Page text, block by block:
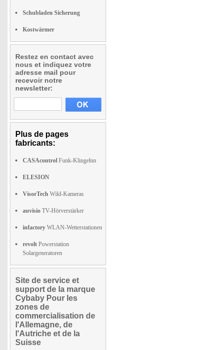
Schubladen Sicherung
Kostwärmer
Restez en contact avec
nous et indiquez votre
adresse mail pour
recevoir notre
newsletter:
Plus de pages
fabricants:
CASAcontrol Funk-Klingelnn
ELESION
VisorTech Wild-Kameras
auvisio TV-Hörverstärker
infactory WLAN-Wetterstationen
revolt Powerstation
Solargeneratoren
Site de service et
support de la marque
Cybaby Pour les
zones de
commercialisation de
l'Allemagne, de
l'Autriche et de la
Suisse